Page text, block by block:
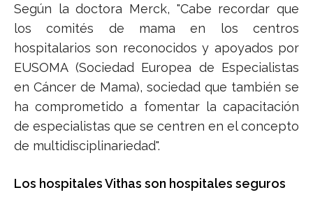
Según la doctora Merck, "Cabe recordar que
los comités de mama en los centros
hospitalarios son reconocidos y apoyados por
EUSOMA (Sociedad Europea de Especialistas
en Cáncer de Mama), sociedad que también se
ha comprometido a fomentar la capacitación
de especialistas que se centren en el concepto
de multidisciplinariedad".
Los hospitales Vithas son hospitales seguros